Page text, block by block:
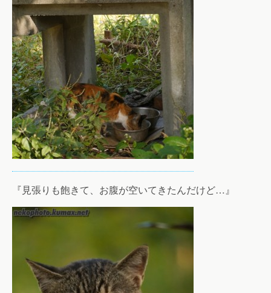
『見張りも飽きて、お腹が空いてきたんだけど…』